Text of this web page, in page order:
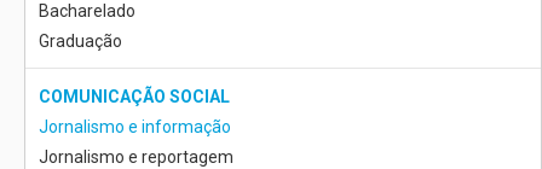
Bacharelado
Graduação
COMUNICAÇÃO SOCIAL
Jornalismo e informação
Jornalismo e reportagem